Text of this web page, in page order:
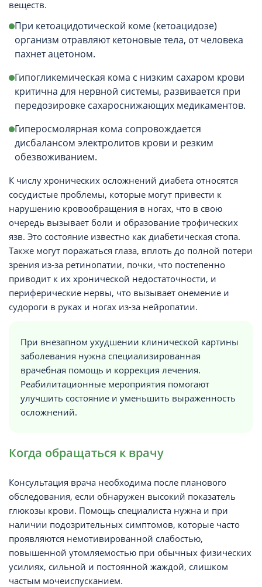
веществ.
При кетоацидотической коме (кетоацидозе)
организм отравляют кетоновые тела, от человека
пахнет ацетоном.
Гипогликемическая кома с низким сахаром крови
критична для нервной системы, развивается при
передозировке сахароснижающих медикаментов.
Гиперосмолярная кома сопровождается
дисбалансом электролитов крови и резким
обезвоживанием.
К числу хронических осложнений диабета относятся
сосудистые проблемы, которые могут привести к
нарушению кровообращения в ногах, что в свою
очередь вызывает боли и образование трофических
язв. Это состояние известно как диабетическая стопа.
Также могут поражаться глаза, вплоть до полной потери
зрения из-за ретинопатии, почки, что постепенно
приводит к их хронической недостаточности, и
периферические нервы, что вызывает онемение и
судороги в руках и ногах из-за нейропатии.
При внезапном ухудшении клинической картины
заболевания нужна специализированная
врачебная помощь и коррекция лечения.
Реабилитационные мероприятия помогают
улучшить состояние и уменьшить выраженность
осложнений.
Когда обращаться к врачу
Консультация врача необходима после планового
обследования, если обнаружен высокий показатель
глюкозы крови. Помощь специалиста нужна и при
наличии подозрительных симптомов, которые часто
проявляются немотивированной слабостью,
повышенной утомляемостью при обычных физических
усилиях, сильной и постоянной жаждой, слишком
частым мочеиспусканием.